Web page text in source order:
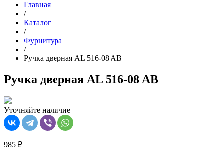
Главная
/
Каталог
/
Фурнитура
/
Ручка дверная AL 516-08 AB
Ручка дверная AL 516-08 AB
Уточняйте наличие
985 ₽